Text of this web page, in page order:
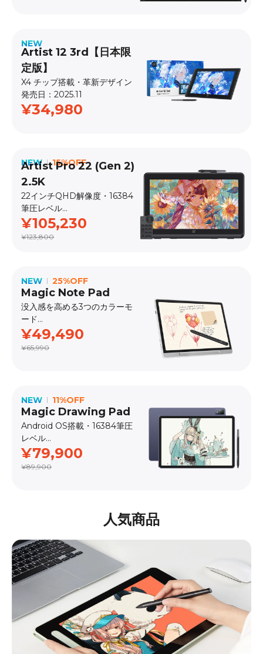
NEW
Artist 12 3rd【日本限
定版】
X4 チップ搭載・革新デザイン
発売日：2025.11
¥34,980
NEW 15%OFF
Artist Pro 22 (Gen 2)
2.5K
22インチQHD解像度・16384
筆圧レベル
発売日：2025.1
¥105,230
¥123,800
NEW 25%OFF
Magic Note Pad
没入感を高める3つのカラーモ
ード
発売日：2025.3
¥49,490
¥65,990
NEW 11%OFF
Magic Drawing Pad
Android OS搭載・16384筆圧
レベル
発売日：2025.8
¥79,900
¥89,900
人気商品